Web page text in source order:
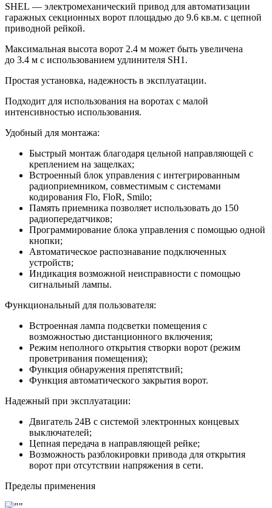
SHEL — электромеханический привод для автоматизации
гаражных секционных ворот площадью до 9.6 кв.м. с цепной
приводной рейкой.
Максимальная высота ворот 2.4 м может быть увеличена
до 3.4 м с использованием удлинителя SH1.
Простая установка, надежность в эксплуатации.
Подходит для использования на воротах с малой
интенсивностью использования.
Удобный для монтажа:
Быстрый монтаж благодаря цельной направляющей с
креплением на защелках;
Встроенный блок управления с интегрированным
радиоприемником, совместимым с системами
кодирования Flo, FloR, Smilo;
Память приемника позволяет использовать до 150
радиопередатчиков;
Программирование блока управления с помощью одной
кнопки;
Автоматическое распознавание подключенных
устройств;
Индикация возможной неисправности с помощью
сигнальный лампы.
Функциональный для пользователя:
Встроенная лампа подсветки помещения с
возможностью дистанционного включения;
Режим неполного открытия створки ворот (режим
проветривания помещения);
Функция обнаружения препятствий;
Функция автоматического закрытия ворот.
Надежный при эксплуатации:
Двигатель 24В с системой электронных концевых
выключателей;
Цепная передача в направляющей рейке;
Возможность разблокировки привода для открытия
ворот при отсутствии напряжения в сети.
Пределы применения